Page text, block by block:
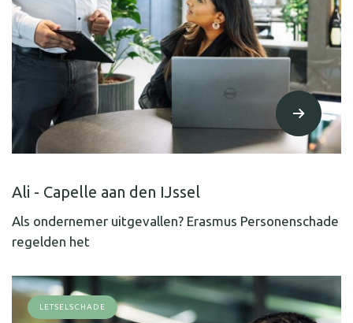
Ali - Capelle aan den IJssel
Als ondernemer uitgevallen? Erasmus Personenschade
regelden het
LETSELSCHADE